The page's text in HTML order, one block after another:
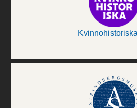
Kvinnohistoriska